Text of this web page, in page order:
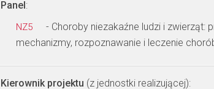
Panel:
NZ5
- Choroby niezakaźne ludzi i zwierząt:
mechanizmy, rozpoznawanie i leczenie
Kierownik projektu (z jednostki realizującej):